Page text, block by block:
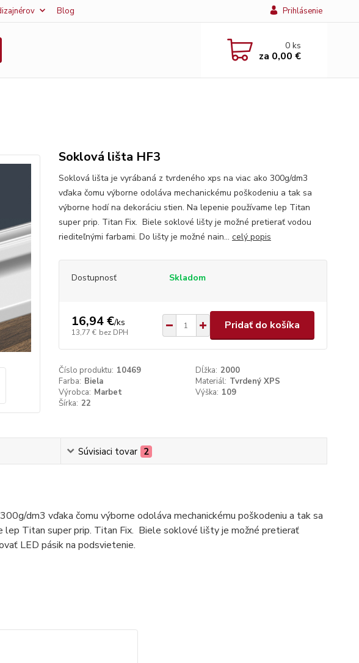
Blog Prihlásenie
0ks
za 0,00 €
Soklová lišta HF3
Soklová lišta je vyrábaná z tvrdeného xps na viac ako 300g/dm3
vďaka čomu výborne odoláva mechanickému poškodeniu a tak sa
výborne hodí na dekoráciu stien. Na lepenie používame lep Titan
super prip. Titan Fix. Biele soklové lišty je možné pretierať vodou
riediteľnými farbami. Do lišty je možné nain... celý popis
Dostupnosť Skladom
16,94 €/ks
13,77 € bez DPH
Pridať do košíka
Číslo produktu: 10469 Dĺžka: 2000
Farba: Biela Materiál: Tvrdený XPS
Výrobca: Marbet Výška: 109
Šírka: 22
Súvisiaci tovar 2
dm3 vďaka čomu výborne odoláva mechanickému poškodeniu a tak sa
lep Titan super prip. Titan Fix. Biele soklové lišty je možné pretierať
LED pásik na podsvietenie.